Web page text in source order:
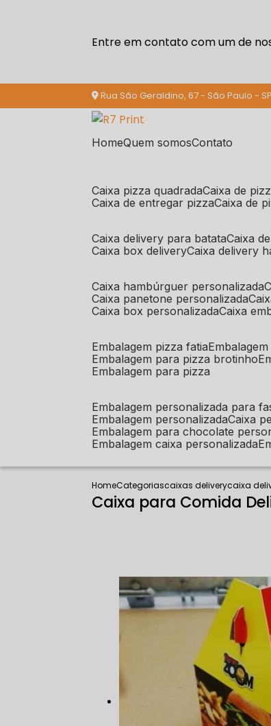
Entre em contato com um de
Rua São Geraldino, 67 - São Paulo - SP
Home Quem somos Contato
caixa pizza quadrada caixa de
caixa de entregar pizza caixa de
caixa delivery para batata caixa
caixa box delivery caixa delivery
caixa hambúrguer personalizada
caixa panetone personalizada
caixa box personalizada caixa
embalagem pizza fatia
embalagem para pizza brotinho
embalagem para pizza
embalagem personalizada para
embalagem personalizada caixa
embalagem para chocolate
embalagem caixa personalizada
HomeCategoriascaixas deliverycaixa
Caixa para Comida